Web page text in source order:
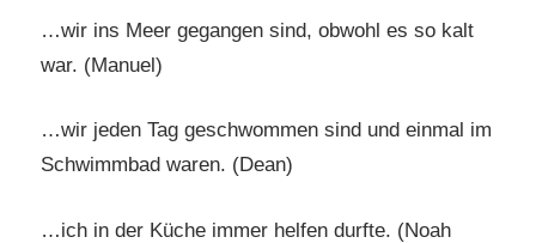
…wir ins Meer gegangen sind, obwohl es so kalt
war. (Manuel)
…wir jeden Tag geschwommen sind und einmal im
Schwimmbad waren. (Dean)
…ich in der Küche immer helfen durfte. (Noah